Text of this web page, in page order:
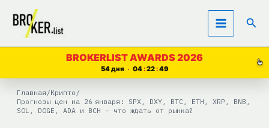
Перейти
содержимому
BROKERLIST AWARDS 2026
54 дня 04 22 49
Главная /Крипто /
Прогнозы цен на 26 января: SPX, DXY, BTC, ETH, XRP, BNB,
SOL, DOGE, ADA и BCH – что ждать от рынка?